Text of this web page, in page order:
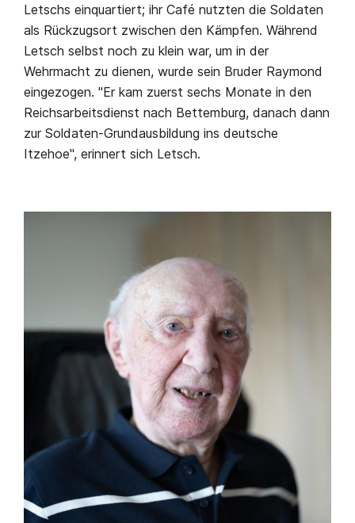
Letschs einquartiert; ihr Café nutzten die Soldaten
als Rückzugsort zwischen den Kämpfen. Während
Letsch selbst noch zu klein war, um in der
Wehrmacht zu dienen, wurde sein Bruder Raymond
eingezogen. "Er kam zuerst sechs Monate in den
Reichsarbeitsdienst nach Bettemburg, danach dann
zur Soldaten-Grundausbildung ins deutsche
Itzehoe", erinnert sich Letsch.